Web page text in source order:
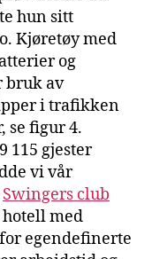
hun sitt
Kjøretøy med
og
bruk av
i trafikken
se figur 4.
115 gjester
vi vår
Swingers club
med
egendefinerte